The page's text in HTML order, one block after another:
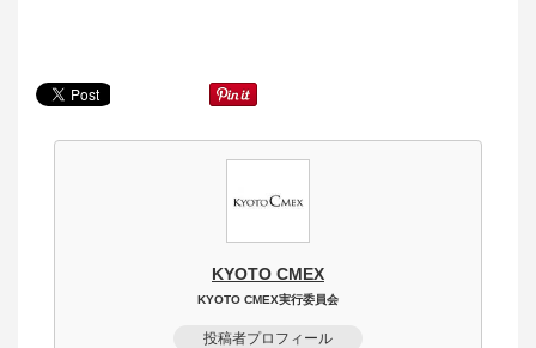
KYOTO CMEX
KYOTO CMEX実行委員会
投稿者プロフィール